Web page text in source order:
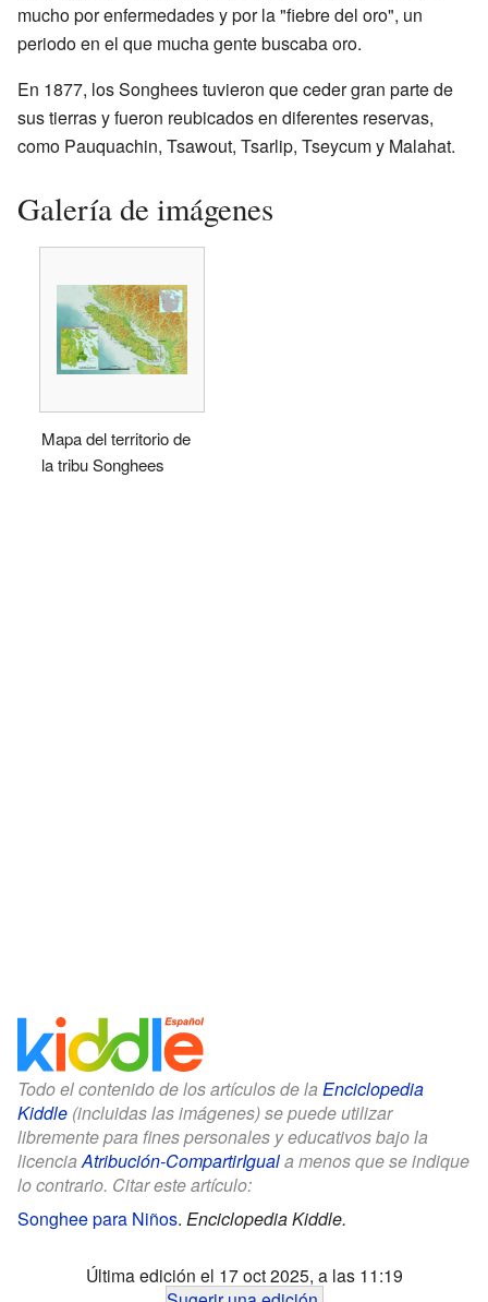
mucho por enfermedades y por la "fiebre del oro", un
periodo en el que mucha gente buscaba oro.
En 1877, los Songhees tuvieron que ceder gran parte de
sus tierras y fueron reubicados en diferentes reservas,
como Pauquachin, Tsawout, Tsarlip, Tseycum y Malahat.
Galería de imágenes
Mapa del territorio de
la tribu Songhees
Todo el contenido de los artículos de la Enciclopedia
Kiddle (incluidas las imágenes) se puede utilizar
libremente para fines personales y educativos bajo la
licencia Atribución-CompartirIguala menos que se indique
lo contrario. Citar este artículo:
Songhee para Niños. Enciclopedia Kiddle.
Última edición el 17 oct 2025, a las 11:19